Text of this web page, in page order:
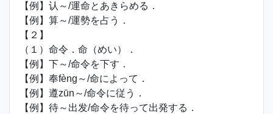
【例】认～/運命とあきらめる．
【例】算～/運勢を占う．
【２】
（１）命令．命（めい）．
【例】下～/命令を下す．
【例】奉fèng～/命によって．
【例】遵zūn～/命令に従う．
【例】待～出发/命令を待って出発する．